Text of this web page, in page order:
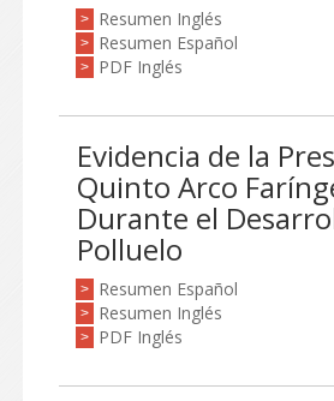
> Resumen Inglés
> Resumen Español
> PDF Inglés
Evidencia de la
Quinto Arco
Durante el
Polluelo
> Resumen Español
> Resumen Inglés
> PDF Inglés